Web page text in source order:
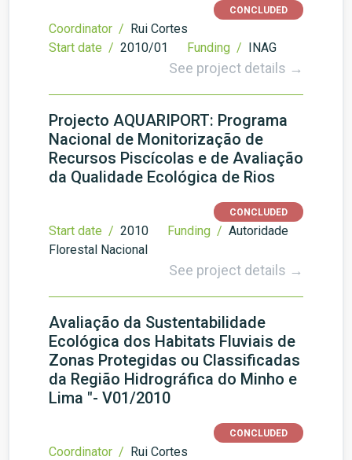
CONCLUDED
Coordinator / Rui Cortes
Start date / 2010/01 Funding / INAG
See project details →
Projecto AQUARIPORT: Programa
Nacional de Monitorização de
Recursos Piscícolas e de Avaliação
da Qualidade Ecológica de Rios
CONCLUDED
Start date / 2010 Funding / Autoridade
Florestal Nacional
See project details →
Avaliação da Sustentabilidade
Ecológica dos Habitats Fluviais de
Zonas Protegidas ou Classificadas
da Região Hidrográfica do Minho e
Lima "- V01/2010
CONCLUDED
Coordinator / Rui Cortes